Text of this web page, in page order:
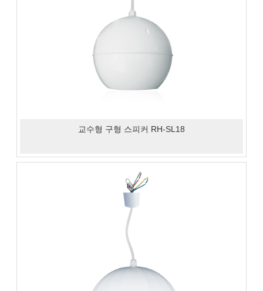
교수형 구형 스피커 RH-SL18